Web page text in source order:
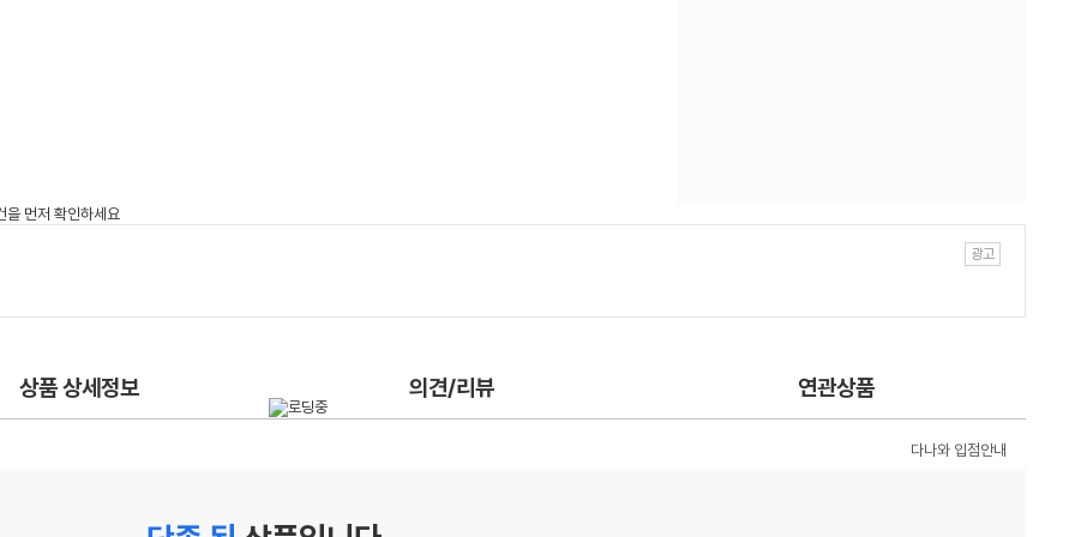
상품 상세정보 의견/리뷰 연관상품
다나와 입점안내